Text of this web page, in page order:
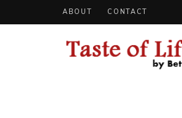
ABOUT CONTACT